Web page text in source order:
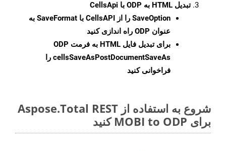
تبدیل HTML به ODP با CellsApi
SaveOption
را از CellsAPI با SaveFormat به
عنوان ODP راه اندازی کنید
برای تبدیل فایل HTML به فرمت
ODP
cellsSaveAsPostDocumentSaveAs را
فراخوانی کنید
شروع به استفاده از Aspose.Total REST
برای MOBI to ODP کنید